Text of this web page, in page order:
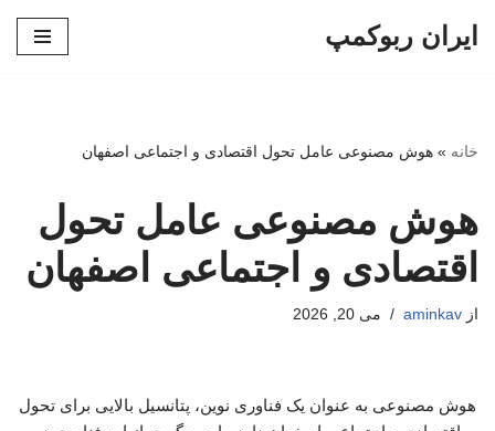
ایران ربوکمپ
خانه » هوش مصنوعی عامل تحول اقتصادی و اجتماعی اصفهان
هوش مصنوعی عامل تحول
اقتصادی و اجتماعی اصفهان
از aminkav می 20, 2026
هوش مصنوعی به عنوان یک فناوری نوین، پتانسیل بالایی برای تحول